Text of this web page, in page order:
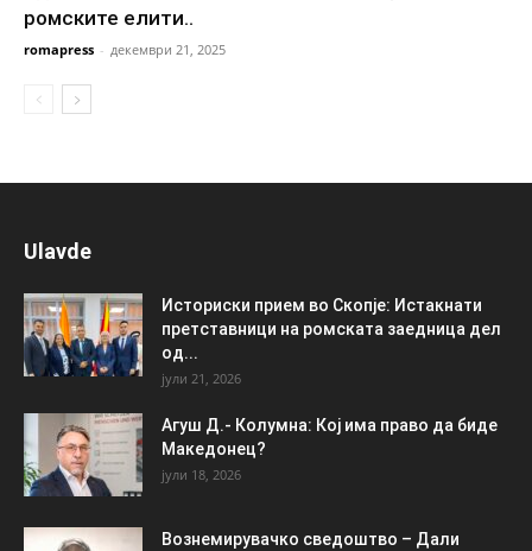
ромските елити..
romapress - декември 21, 2025
Ulavde
Историски прием во Скопје: Истакнати
претставници на ромската заедница дел
од...
јули 21, 2026
Агуш Д.- Колумна: Кој има право да биде
Македонец?
јули 18, 2026
Вознемирувачко сведоштво – Дали